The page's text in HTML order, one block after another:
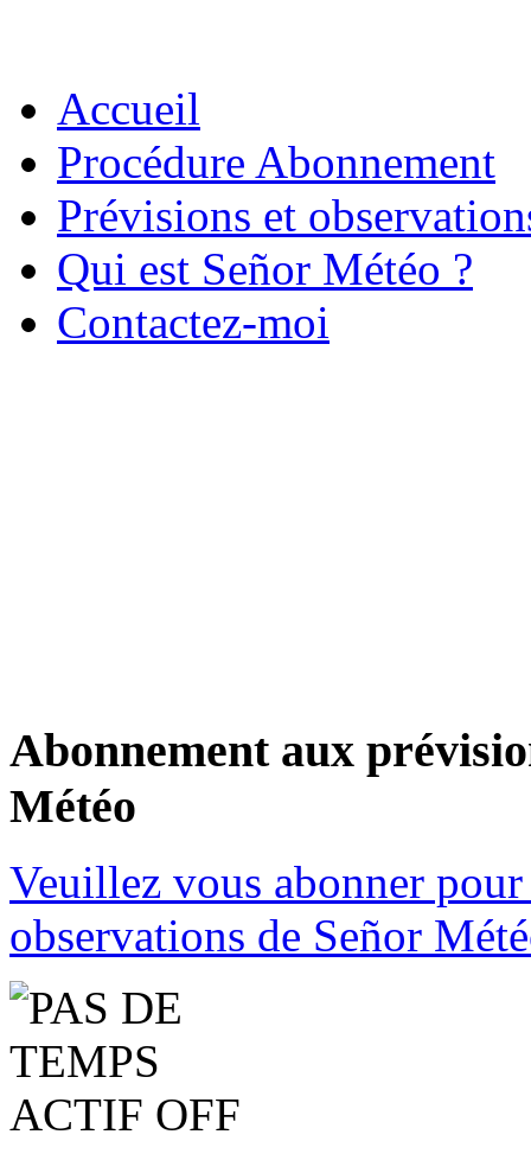
Accueil
Procédure Abonnement
Prévisions et
Qui est Señor Météo ?
Contactez-moi
Abonnement aux
Météo
Veuillez vous abonner
observations de Señor